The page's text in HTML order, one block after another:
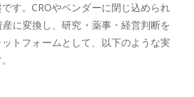
す。CROやベンダーに閉じ込められ
に変換し、研究・薬事・経営判断を
トフォームとして、以下のような実